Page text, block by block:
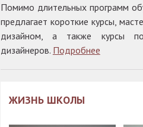
Помимо длительных программ
предлагает короткие курсы,
дизайном, а также курсы
дизайнеров. Подробнее
ЖИЗНЬ ШКОЛЫ